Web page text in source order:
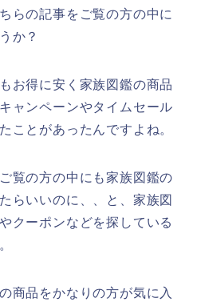
らの記事をご覧の方の中に
か？
お得に安く家族図鑑の商品
ャンペーンやタイムセール
ことがあったんですよね。
覧の方の中にも家族図鑑の
らいいのに、、と、家族図
クーポンなどを探している
商品をかなりの方が気に入